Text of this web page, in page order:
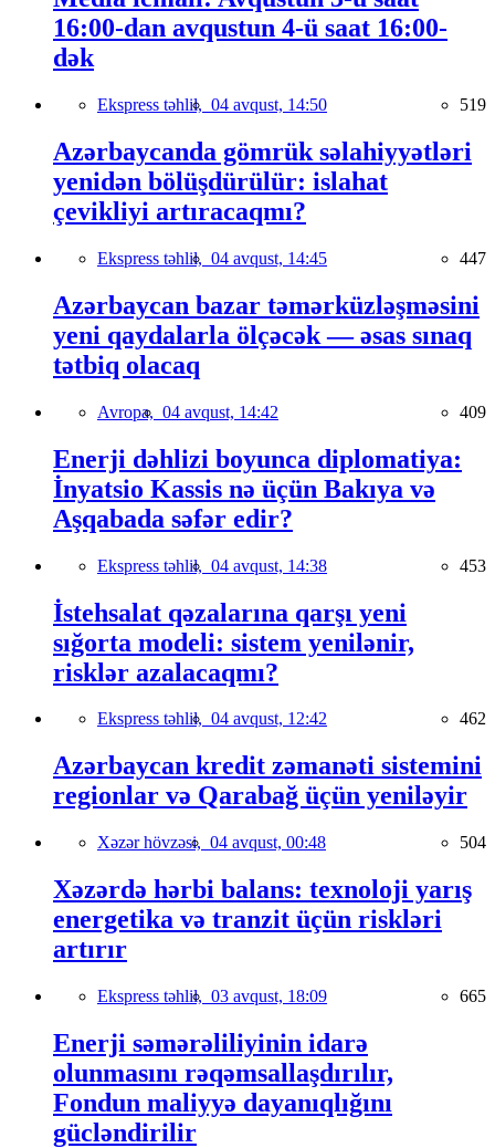
16:00-dan avqustun 4-ü saat 16:00-
dək
Ekspress təhlil, 04 avqust, 14:50 519
Azərbaycanda gömrük səlahiyyətləri
yenidən bölüşdürülür: islahat
çevikliyi artıracaqmı?
Ekspress təhlil, 04 avqust, 14:45 447
Azərbaycan bazar təmərküzləşməsini
yeni qaydalarla ölçəcək — əsas sınaq
tətbiq olacaq
Avropa, 04 avqust, 14:42 409
Enerji dəhlizi boyunca diplomatiya:
İnyatsio Kassis nə üçün Bakıya və
Aşqabada səfər edir?
Ekspress təhlil, 04 avqust, 14:38 453
İstehsalat qəzalarına qarşı yeni
sığorta modeli: sistem yenilənir,
risklər azalacaqmı?
Ekspress təhlil, 04 avqust, 12:42 462
Azərbaycan kredit zəmanəti sistemini
regionlar və Qarabağ üçün yeniləyir
Xəzər hövzəsi, 04 avqust, 00:48 504
Xəzərdə hərbi balans: texnoloji yarış
energetika və tranzit üçün riskləri
artırır
Ekspress təhlil, 03 avqust, 18:09 665
Enerji səmərəliliyinin idarə
olunmasını rəqəmsallaşdırılır,
Fondun maliyyə dayanıqlığını
gücləndirilir